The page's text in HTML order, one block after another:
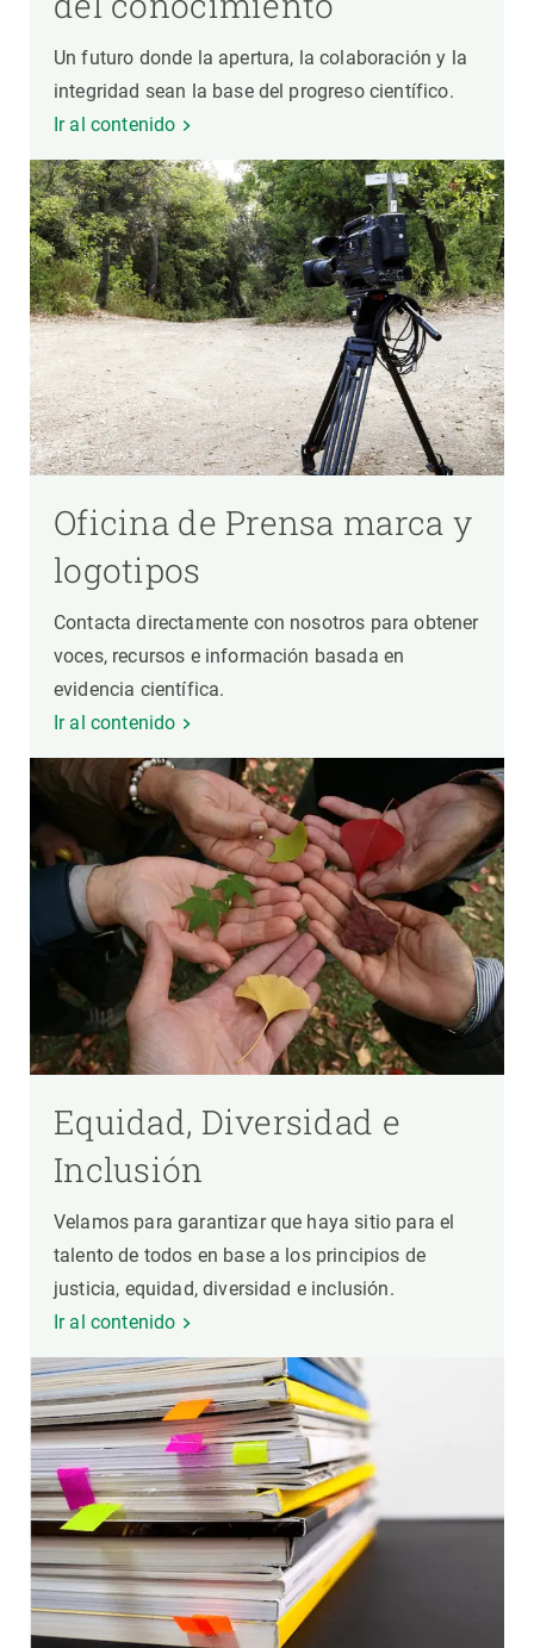
Un futuro donde la apertura, la colaboración y la
integridad sean la base del progreso científico.
Ir al contenido
Oficina de Prensa marca y
logotipos
Contacta directamente con nosotros para obtener
voces, recursos e información basada en
evidencia científica.
Ir al contenido
Equidad, Diversidad e
Inclusión
Velamos para garantizar que haya sitio para el
talento de todos en base a los principios de
justicia, equidad, diversidad e inclusión.
Ir al contenido